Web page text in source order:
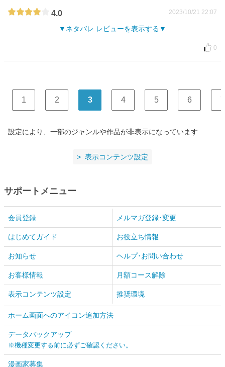
4.0 2023/10/21 22:07
ネタバレ レビューを表示する
0
1 2 3 4 5 6 7
設定により、一部のジャンルや作品が非表示になっています
表示コンテンツ設定
サポートメニュー
会員登録 メルマガ登録･変更
はじめてガイド お役立ち情報
お知らせ ヘルプ･お問い合わせ
お客様情報 月額コース解除
表示コンテンツ設定 推奨環境
ホーム画面へのアイコン追加方法
データバックアップ
※機種変更する前に必ずご確認ください。
漫画家募集